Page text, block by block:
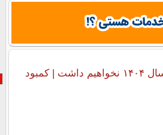
توانیر: قطعی برقی در ماه‌های پیش رو سال ۱۴۰۴ نخواهیم داشت | کمبود